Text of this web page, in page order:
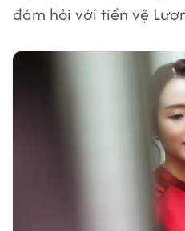
đám hỏi với tiền vệ